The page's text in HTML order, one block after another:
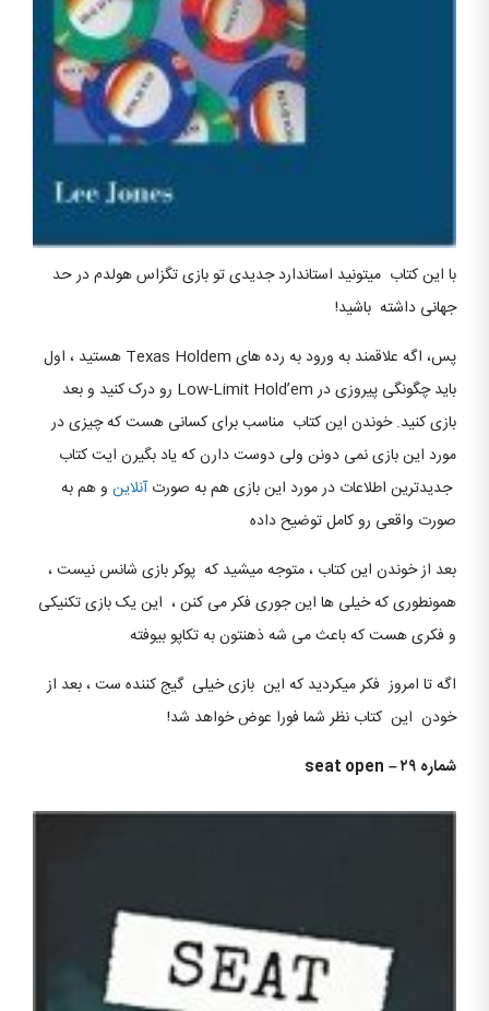
با این کتاب میتونید استاندارد جدیدی تو بازی تگزاس هولدم در حد
جهانی داشته باشید!
پس، اگه علاقمند به ورود به رده های Texas Holdem هستید ، اول
باید چگونگی پیروزی در Low-Limit Hold’em رو درک کنید و بعد
بازی کنید. خوندن این کتاب مناسب برای کسانی هست که چیزی در
مورد این بازی نمی دونن ولی دوست دارن که یاد بگیرن ایت کتاب
جدیدترین اطلاعات در مورد این بازی هم به صورتآنلاین و هم به
صورت واقعی رو کامل توضیح داده
بعد از خوندن این کتاب ، متوجه میشید که پوکر بازی شانس نیست ،
همونطوری که خیلی ها این جوری فکر می کنن ، این یک بازی تکنیکی
و فکری هست که باعث می شه ذهنتون به تکاپو بیوفته
اگه تا امروز فکر میکردید که این بازی خیلی گیج کننده ست ، بعد از
خودن این کتاب نظر شما فورا عوض خواهد شد!
شماره ۲۹
–
seat open